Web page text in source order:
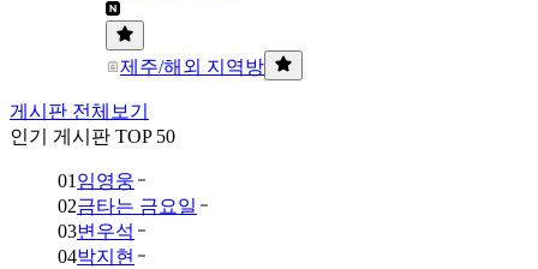
제주/해외 지역방
게시판 전체보기
인기 게시판 TOP 50
01 임영웅
02금타는 금요일
03변우석
04박지현